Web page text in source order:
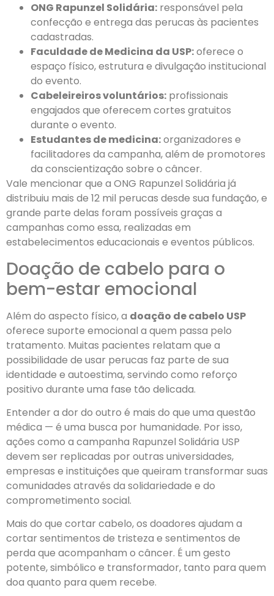
ONG Rapunzel Solidária: responsável pela
confecção e entrega das perucas às pacientes
cadastradas.
Faculdade de Medicina da USP:oferece o
espaço físico, estrutura e divulgação institucional
do evento.
Cabeleireiros voluntários: profissionais
engajados que oferecem cortes gratuitos
durante o evento.
Estudantes de medicina:organizadores e
facilitadores da campanha, além de promotores
da conscientização sobre o câncer.
Vale mencionar que a ONG Rapunzel Solidária já
distribuiu mais de 12 mil perucas desde sua fundação, e
grande parte delas foram possíveis graças a
campanhas como essa, realizadas em
estabelecimentos educacionais e eventos públicos.
Doação de cabelo para o
bem-estar emocional
Além do aspecto físico, a doação de cabelo USP
oferece suporte emocional a quem passa pelo
tratamento. Muitas pacientes relatam que a
possibilidade de usar perucas faz parte de sua
identidade e autoestima, servindo como reforço
positivo durante uma fase tão delicada.
Entender a dor do outro é mais do que uma questão
médica — é uma busca por humanidade. Por isso,
ações como a campanha Rapunzel Solidária USP
devem ser replicadas por outras universidades,
empresas e instituições que queiram transformar suas
comunidades através da solidariedade e do
comprometimento social.
Mais do que cortar cabelo, os doadores ajudam a
cortar sentimentos de tristeza e sentimentos de
perda que acompanham o câncer. É um gesto
potente, simbólico e transformador, tanto para quem
doa quanto para quem recebe.